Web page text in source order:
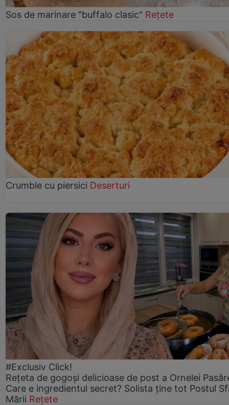
Sos de marinare "buffalo clasic" Rețete
Crumble cu piersici Deserturi
#Exclusiv Click!
Rețeta de gogoşi delicioase de post a Ornelei
Care e ingredientul secret? Solista ține tot Postul
Mării Rețete